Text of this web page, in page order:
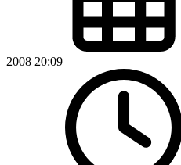
2008 20:09